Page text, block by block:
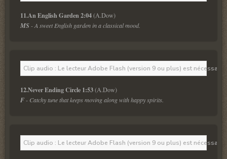
11.An English Garden 2:04 (A.Dow)
MS - A sweet English garden in a classical mood.
Clip audio : Le lecteur Adobe Flash (version 9 ou plus) est
12.Never Ending Circle 1:53 (A.Dow)
F - Catchy tune that keeps moving along with happy spirits.
Clip audio : Le lecteur Adobe Flash (version 9 ou plus) est